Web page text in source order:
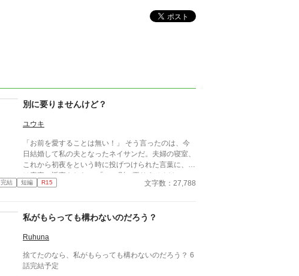
別に要りませんけど？
ユウキ
「お前を愛することは無い！」 そう言ったのは、今
日結婚して私の夫となったネイサンだ。夫婦の寝室、
これから初夜をという時に投げつけられた言葉に、私
は素直に返事をした。 「……別に要りませんけ
ど？」 ※Rに触れる様な部分は有りませんが、情事を
完結 短編 R15 文字数：27,788
私がもらっても構わないのだろう？
Ruhuna
捨てたのなら、私がもらっても構わないのだろう？ 6
話完結予定